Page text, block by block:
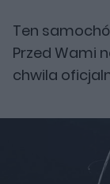
Ten
Przed Wami
chwila